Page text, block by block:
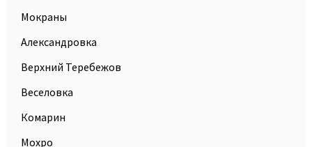
Мокраны
Александровка
Верхний Теребежов
Веселовка
Комарин
Мохро